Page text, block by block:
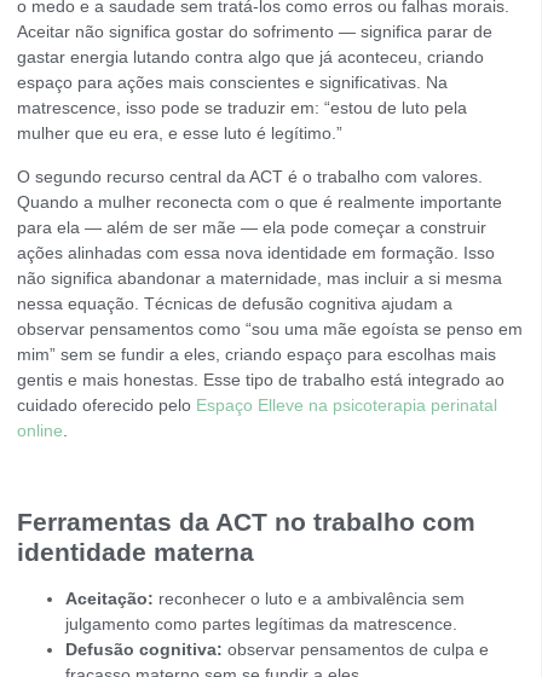
o medo e a saudade sem tratá-los como erros ou falhas morais.
Aceitar não significa gostar do sofrimento — significa parar de
gastar energia lutando contra algo que já aconteceu, criando
espaço para ações mais conscientes e significativas. Na
matrescence, isso pode se traduzir em: “estou de luto pela
mulher que eu era, e esse luto é legítimo.”
O segundo recurso central da ACT é o trabalho com valores.
Quando a mulher reconecta com o que é realmente importante
para ela — além de ser mãe — ela pode começar a construir
ações alinhadas com essa nova identidade em formação. Isso
não significa abandonar a maternidade, mas incluir a si mesma
nessa equação. Técnicas de defusão cognitiva ajudam a
observar pensamentos como “sou uma mãe egoísta se penso em
mim” sem se fundir a eles, criando espaço para escolhas mais
gentis e mais honestas. Esse tipo de trabalho está integrado ao
cuidado oferecido pelo Espaço Elleve na psicoterapia perinatal
online
Ferramentas da ACT no trabalho com
identidade materna
Aceitação: reconhecer o luto e a ambivalência sem
julgamento como partes legítimas da matrescence.
Defusão cognitiva: observar pensamentos de culpa e